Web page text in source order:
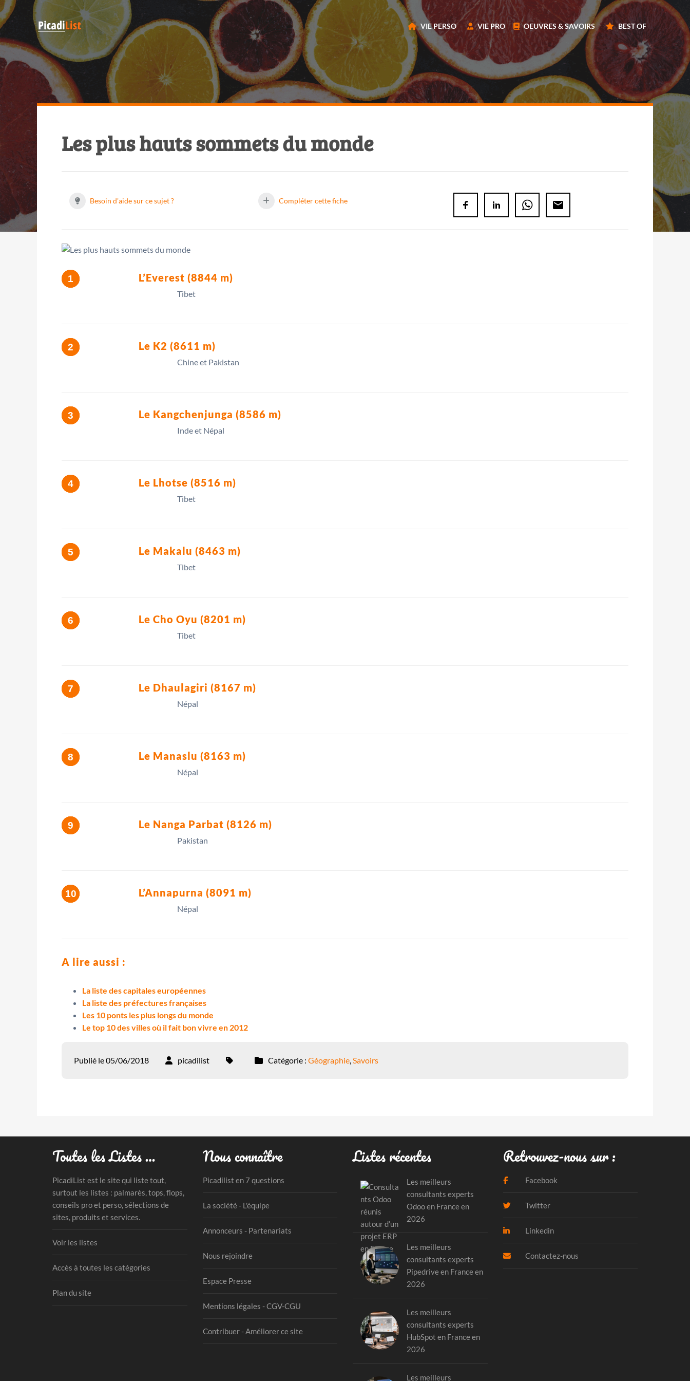
VIE PERSO VIE PRO OEUVRES & SAVOIRS BEST OF
Les plus hauts sommets du monde
Besoin d'aide sur ce sujet ? Compléter cette fiche
L’Everest (8844 m)
Tibet
Le K2 (8611 m)
Chine et Pakistan
Le Kangchenjunga (8586 m)
Inde et Népal
Le Lhotse (8516 m)
Tibet
Le Makalu (8463 m)
Tibet
Le Cho Oyu (8201 m)
Tibet
Le Dhaulagiri (8167 m)
Népal
Le Manaslu (8163 m)
Népal
Le Nanga Parbat (8126 m)
Pakistan
L’Annapurna (8091 m)
Népal
A lire aussi :
La liste des capitales européennes
La liste des préfectures françaises
Les 10 ponts les plus longs du monde
Le top 10 des villes où il fait bon vivre en 2012
Publié le 05/06/2018 picadilist Catégorie : Géographie,Savoirs
Toutes les Listes …
PicadiList est le site qui liste tout,
surtout les listes : palmarès, tops, flops,
conseils pro et perso, sélections de
sites, produits et services.
Voir les listes
Accès à toutes les catégories
Plan du site
Nous connaître
Picadilist en 7 questions
La société - L'équipe
Annonceurs - Partenariats
Nous rejoindre
Espace Presse
Mentions légales - CGV-CGU
Contribuer - Améliorer ce site
Listes récentes
Les meilleurs
consultants experts
Odoo en France en
2026
Les meilleurs
consultants experts
Pipedrive en France en
2026
Les meilleurs
consultants experts
HubSpot en France en
2026
Les meilleurs
Retrouvez-nous sur :
Facebook
Twitter
Linkedin
Contactez-nous